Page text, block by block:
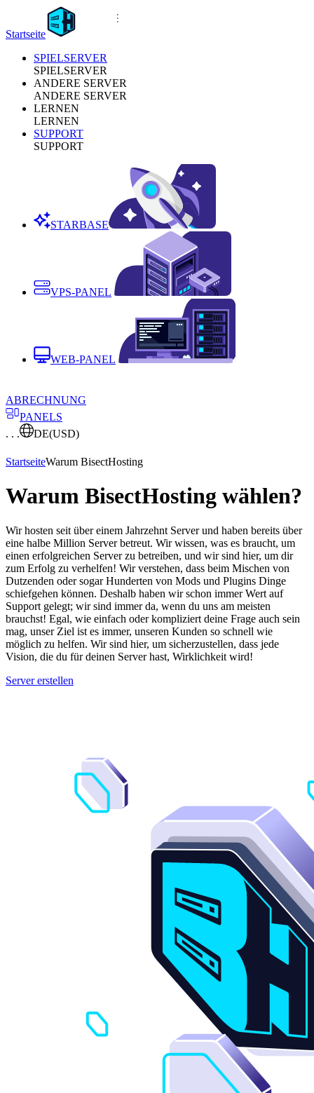
Startseite
SPIELSERVER
SPIELSERVER
ANDERE SERVER
ANDERE SERVER
LERNEN
LERNEN
SUPPORT
SUPPORT
STARBASE
VPS-PANEL
WEB-PANEL
ABRECHNUNG
PANELS
. . .
DE(USD)
StartseiteWarum BisectHosting
Warum BisectHosting wählen?
Wir hosten seit über einem Jahrzehnt Server und haben bereits über
eine halbe Million Server betreut. Wir wissen, was es braucht, um
einen erfolgreichen Server zu betreiben, und wir sind hier, um dir
zum Erfolg zu verhelfen! Wir verstehen, dass beim Mischen von
Dutzenden oder sogar Hunderten von Mods und Plugins Dinge
schiefgehen können. Deshalb haben wir schon immer Wert auf
Support gelegt; wir sind immer da, wenn du uns am meisten
brauchst! Egal, wie einfach oder kompliziert deine Frage auch sein
mag, unser Ziel ist es immer, unseren Kunden so schnell wie
möglich zu helfen. Wir sind hier, um sicherzustellen, dass jede
Vision, die du für deinen Server hast, Wirklichkeit wird!
Server erstellen